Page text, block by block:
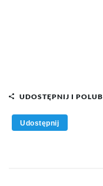
UDOSTĘPNIJ I POLUB
Udostępnij